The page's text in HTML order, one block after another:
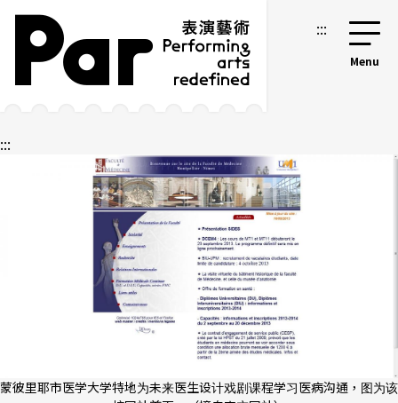
跳到主要内容区块
网站导览 :::
:::
蒙彼里耶市医学大学特地为未来医生设计戏剧课程学习医病沟通，图为该